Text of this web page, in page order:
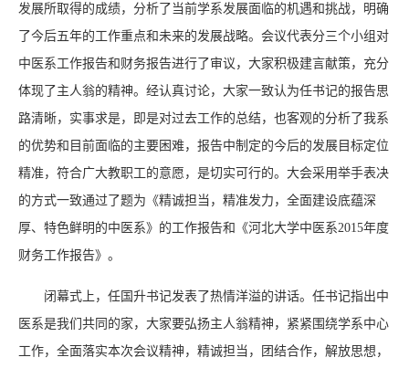
发展所取得的成绩，分析了当前学系发展面临的机遇和挑战，明确
了今后五年的工作重点和未来的发展战略。会议代表分三个小组对
中医系工作报告和财务报告进行了审议，大家积极建言献策，充分
体现了主人翁的精神。经认真讨论，大家一致认为任书记的报告思
路清晰，实事求是，即是对过去工作的总结，也客观的分析了我系
的优势和目前面临的主要困难，报告中制定的今后的发展目标定位
精准，符合广大教职工的意愿，是切实可行的。大会采用举手表决
的方式一致通过了题为《精诚担当，精准发力，全面建设底蕴深
厚、特色鲜明的中医系》的工作报告和《河北大学中医系2015年度
财务工作报告》。
闭幕式上，任国升书记发表了热情洋溢的讲话。任书记指出中
医系是我们共同的家，大家要弘扬主人翁精神，紧紧围绕学系中心
工作，全面落实本次会议精神，精诚担当，团结合作，解放思想，